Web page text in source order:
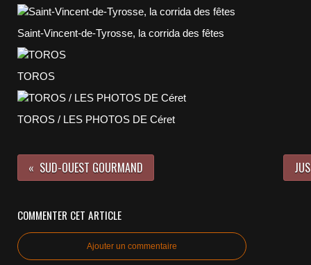
Saint-Vincent-de-Tyrosse, la corrida des fêtes
TOROS
TOROS / LES PHOTOS DE Céret
SUD-OUEST GOURMAND
COMMENTER CET ARTICLE
Ajouter un commentaire